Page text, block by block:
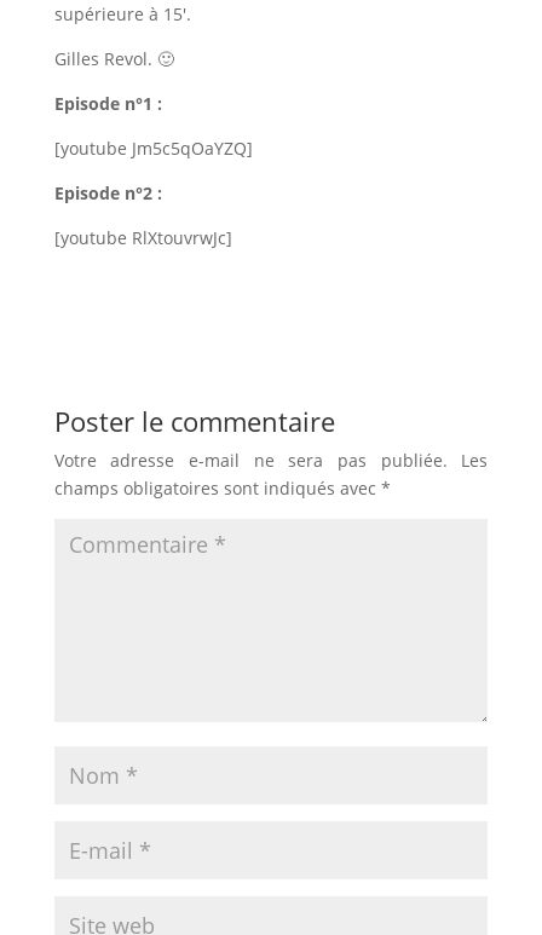
supérieure à 15′.
Gilles Revol. 🙂
Episode n°1 :
[youtube Jm5c5qOaYZQ]
Episode n°2 :
[youtube RlXtouvrwJc]
Poster le commentaire
Votre adresse e-mail ne sera pas publiée.
Les
champs obligatoires sont indiqués avec *